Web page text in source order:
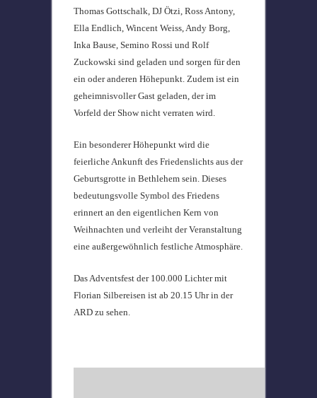
Thomas Gottschalk, DJ Ötzi, Ross Antony,
Ella Endlich, Wincent Weiss, Andy Borg,
Inka Bause, Semino Rossi und Rolf
Zuckowski sind geladen und sorgen für den
ein oder anderen Höhepunkt. Zudem ist ein
geheimnisvoller Gast geladen, der im
Vorfeld der Show nicht verraten wird.
Ein besonderer Höhepunkt wird die
feierliche Ankunft des Friedenslichts aus der
Geburtsgrotte in Bethlehem sein. Dieses
bedeutungsvolle Symbol des Friedens
erinnert an den eigentlichen Kern von
Weihnachten und verleiht der Veranstaltung
eine außergewöhnlich festliche Atmosphäre.
Das Adventsfest der 100.000 Lichter mit
Florian Silbereisen ist ab 20.15 Uhr in der
ARD zu sehen.